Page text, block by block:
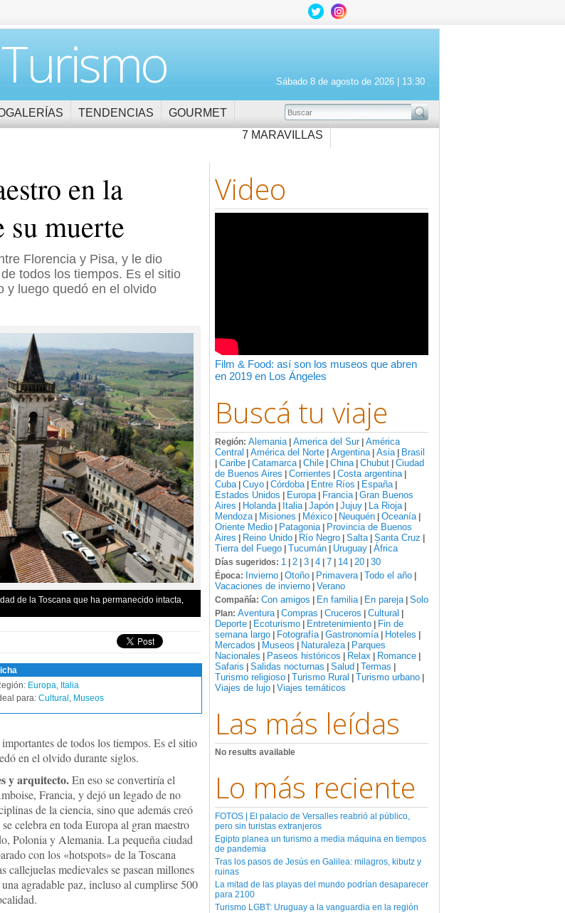
Sábado 8 de agosto de 2026 | 13:30
Turismo
BUSCAR
TENDENCIAS
GOURMET
7 MARAVILLAS
Video
Film & Food: así son los museos que abren
en 2019 en Los Ángeles
Buscá tu viaje
Región: Alemania| America del Sur| América
Central
América del Norte Argentina| Asia| Brasil
Caribe Catamarca| Chile China| Chubut Ciudad
de Buenos Aires
Corrientes Costa argentina|
Cuba| Cuyo Córdoba| Entre Ríos España|
Estados Unidos Europa| Francia| Gran Buenos
Aires
Holanda| Italia| Japón Jujuy La Rioja|
Mendoza| Misiones México Neuquén Oceanía|
Oriente Medio Patagonia|
Provincia de Buenos
Aires
Reino Unido Río Negro Salta| Santa Cruz
Tierra del Fuego Tucumán Uruguay África
Días sugeridos: 1 2 3 4 7 14 20 30
Época: Invierno Otoño Primavera| Todo el año
Vacaciones de invierno Verano
Compañía: Con amigos En familia| En pareja| Solo
Plan: Aventura| Compras Cruceros Cultural
Deporte Ecoturismo Entretenimiento
Fin de
semana largo
Fotografía| Gastronomía| Hoteles
Mercados Museos Naturaleza|
Parques
Nacionales
Paseos históricos Relax Romance
Safaris Salidas nocturnas Salud Termas
Turismo religioso Turismo Rural Turismo urbano
Viajes de lujo Viajes temáticos
Las más leídas
No results available
Lo más reciente
FOTOS | El palacio de Versalles reabrió al público,
pero sin turistas extranjeros
Egipto planea un turismo a media máquina en tiempos
de pandemia
Tras los pasos de Jesús en Galilea: milagros, kibutz y
ruinas
La mitad de las playas del mundo podrían desaparecer
para 2100
Turismo LGBT: Uruguay a la vanguardia en la región
en la
su muerte
Florencia y Pisa, y le dio
todos los tiempos. Es el sitio
y luego quedó en el olvido
de la Toscana que ha permanecido intacta,
Europa, Italia
para: Cultural , Museos
de todos los tiempos. Es el sitio
en el olvido durante siglos.
y arquitecto.En eso se convertiría el
Francia, y dejó un legado de no
de la ciencia, sino que además creó
celebra en toda Europa al gran maestro
Polonia y Alemania. La pequeña ciudad
con los «hotspots» de la Toscana
medievales se pasean millones
agradable paz, incluso al cumplirse 500